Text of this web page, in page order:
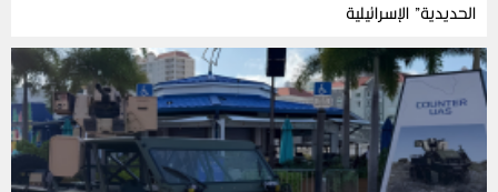
الحديدية” الإسرائيلية